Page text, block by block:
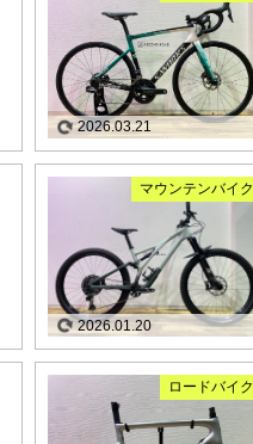
2026.03.21
マウンテンバイク
2026.01.20
ロードバイク